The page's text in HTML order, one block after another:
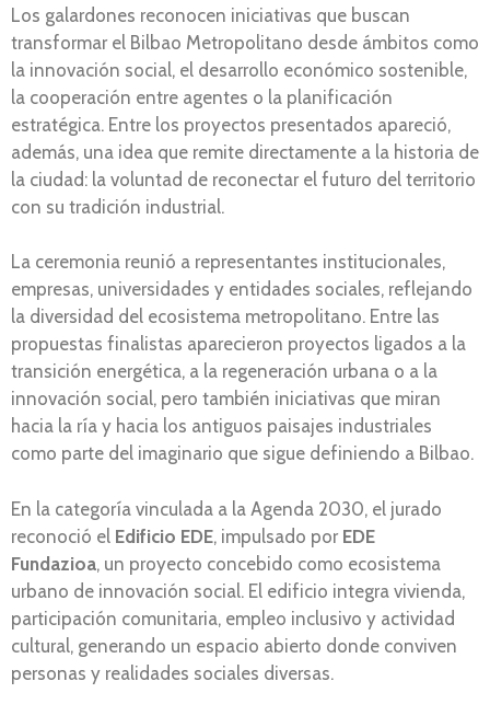
Los galardones reconocen iniciativas que buscan
transformar el Bilbao Metropolitano desde ámbitos como
la innovación social, el desarrollo económico sostenible,
la cooperación entre agentes o la planificación
estratégica. Entre los proyectos presentados apareció,
además, una idea que remite directamente a la historia de
la ciudad: la voluntad de reconectar el futuro del territorio
con su tradición industrial.
La ceremonia reunió a representantes institucionales,
empresas, universidades y entidades sociales, reflejando
la diversidad del ecosistema metropolitano. Entre las
propuestas finalistas aparecieron proyectos ligados a la
transición energética, a la regeneración urbana o a la
innovación social, pero también iniciativas que miran
hacia la ría y hacia los antiguos paisajes industriales
como parte del imaginario que sigue definiendo a Bilbao.
En la categoría vinculada a la Agenda 2030, el jurado
reconoció el Edificio EDE, impulsado por EDE
Fundazioa, un proyecto concebido como ecosistema
urbano de innovación social. El edificio integra vivienda,
participación comunitaria, empleo inclusivo y actividad
cultural, generando un espacio abierto donde conviven
personas y realidades sociales diversas.